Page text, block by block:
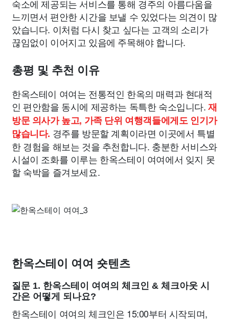
숙소에 제공되는 서비스를 통해 경주의 아름다움을
느끼면서 편안한 시간을 보낼 수 있었다는 의견이 많
았습니다. 이처럼 다시 찾고 싶다는 고객의 소리가
끊임없이 이어지고 있음에 주목해야 합니다.
총평 및 추천 이유
한옥스테이 여여는 전통적인 한옥의 매력과 현대적
인 편안함을 동시에 제공하는 독특한 숙소입니다.재
방문 의사가 높고, 가족 단위 여행객들에게도 인기가
많습니다. 경주를 방문할 계획이라면 이곳에서 특별
한 경험을 해보는 것을 추천합니다. 충분한 서비스와
시설이 조화를 이루는 한옥스테이 여여에서 잊지 못
할 숙박을 즐겨보세요.
한옥스테이 여여 숏텐츠
질문 1. 한옥스테이 여여의 체크인 & 체크아웃 시
간은 어떻게 되나요?
한옥스테이 여여의 체크인은 15:00부터 시작되며,